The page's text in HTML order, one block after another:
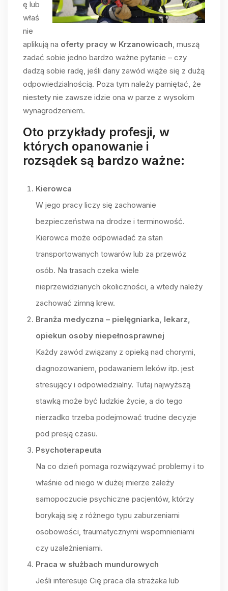
ę lub
właś
nie
aplikują na oferty pracy w Krzanowicach, muszą
zadać sobie jedno bardzo ważne pytanie – czy
dadzą sobie radę, jeśli dany zawód wiąże się z dużą
odpowiedzialnością. Poza tym należy pamiętać, że
niestety nie zawsze idzie ona w parze z wysokim
wynagrodzeniem.
Oto przykłady profesji, w
których opanowanie i
rozsądek są bardzo ważne:
Kierowca
W jego pracy liczy się zachowanie
bezpieczeństwa na drodze i terminowość.
Kierowca może odpowiadać za stan
transportowanych towarów lub za przewóz
osób. Na trasach czeka wiele
nieprzewidzianych okoliczności, a wtedy należy
zachować zimną krew.
Branża medyczna – pielęgniarka, lekarz,
opiekun osoby niepełnosprawnej
Każdy zawód związany z opieką nad chorymi,
diagnozowaniem, podawaniem leków itp. jest
stresujący i odpowiedzialny. Tutaj najwyższą
stawką może być ludzkie życie, a do tego
nierzadko trzeba podejmować trudne decyzje
pod presją czasu.
Psychoterapeuta
Na co dzień pomaga rozwiązywać problemy i to
właśnie od niego w dużej mierze zależy
samopoczucie psychiczne pacjentów, którzy
borykają się z różnego typu zaburzeniami
osobowości, traumatycznymi wspomnieniami
czy uzależnieniami.
Praca w służbach mundurowych
Jeśli interesuje Cię praca dla strażaka lub